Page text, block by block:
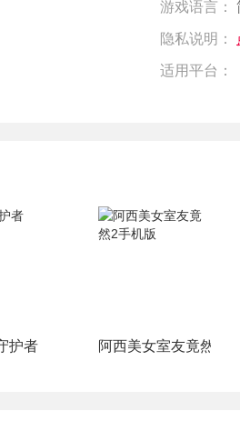
游戏语言：
隐私说明：
适用平台：
护者 阿西美女室友竟然2手